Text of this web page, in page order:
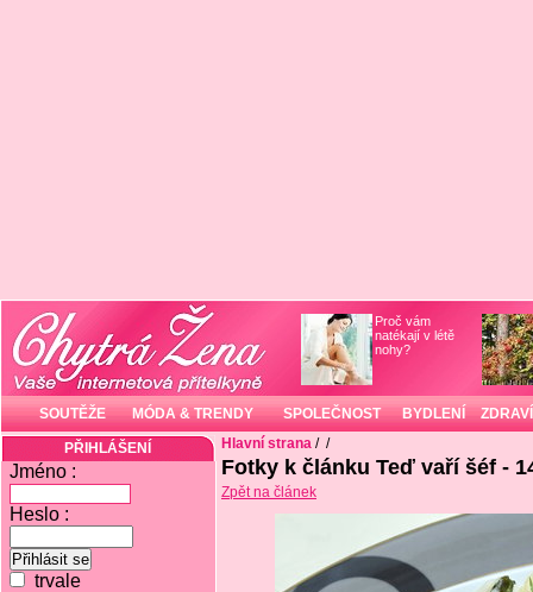
Proč vám
natékají v létě
nohy?
SOUTĚŽE MÓDA & TRENDY SPOLEČNOST BYDLENÍ ZDRAVÍ
PŘIHLÁŠENÍ
Jméno :
Heslo :
trvale
Hlavní strana / /
Fotky k článku Teď vaří šéf -
Zpět na článek